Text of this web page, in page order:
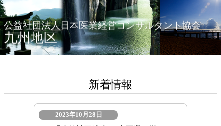
公益社団法人日本医業経営コンサルタント協会
九州地区
新着情報
2023年10月28日